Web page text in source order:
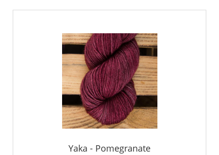
Yaka - Pomegranate